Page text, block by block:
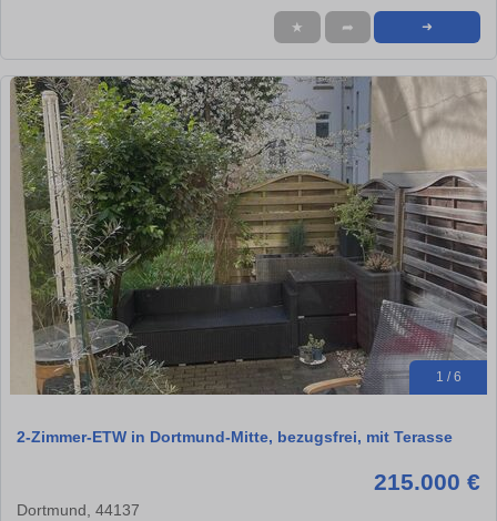
★ ➦ ➜
1 / 6
2-Zimmer-ETW in Dortmund-Mitte, bezugsfrei, mit Terasse
215.000 €
Dortmund, 44137